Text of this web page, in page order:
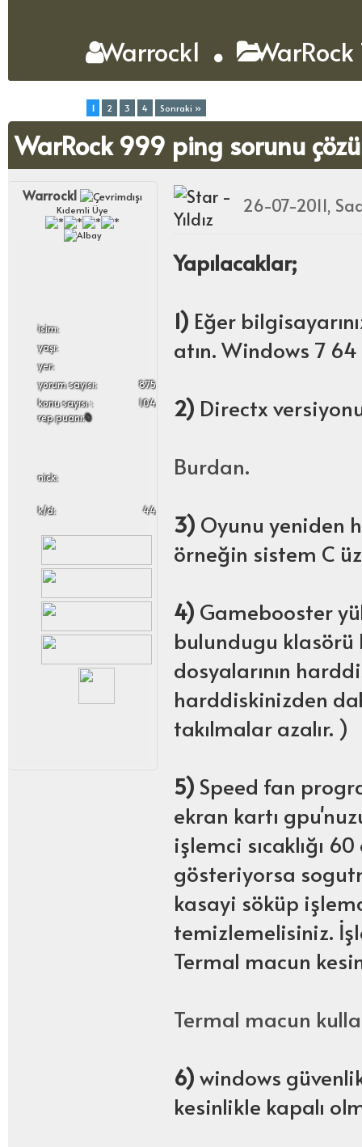
Warrock1
1 2 3 4 Sonraki »
WarRock 999 ping sorunu
Warrock1
Kıdemli Üye
i̇sim:
yaşı:
yer:
yorum sayısı:
875
konu sayısı :
104
rep puanı:0
nick:
k/d: 44
26-07-2011,
Yapılacaklar;
1) Eğer
atın. Windows 7
2) Directx
Burdan.
3) Oyunu yeniden
örneğin sistem C
4) Gamebooster
bulundugu
dosyalarının
harddiskinizden
takılmalar azalır. )
5)Speed fan
ekran kartı
işlemci sıcaklığı
gösteriyorsa
kasayi söküp
temizlemelisiniz.
Termal macun
Termal macun
6)windows
kesinlikle kapalı